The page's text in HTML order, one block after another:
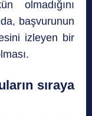
olmadığını
başvurunun
izleyen bir
sıraya